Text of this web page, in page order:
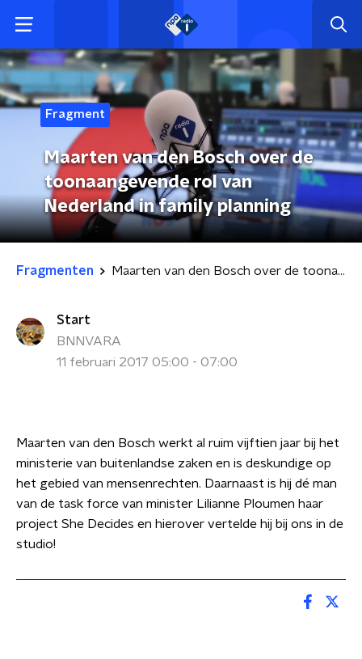
Fragment
Maarten van den Bosch over de
toonaangevende rol van
Nederland in family planning
Fragmenten Maarten van den Bosch over de toonaangevende rol van Nederland in family planning
Start
BNNVARA
11 februari 2017 05:00 - 07:00
Maarten van den Bosch werkt al ruim vijftien jaar bij het
ministerie van buitenlandse zaken en is deskundige op
het gebied van mensenrechten. Daarnaast is hij dé man
van de task force van minister Lilianne Ploumen haar
project She Decides en hierover vertelde hij bij ons in de
studio!